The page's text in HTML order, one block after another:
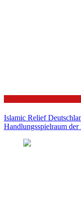
Islamic Relief
Handlungsspielraum